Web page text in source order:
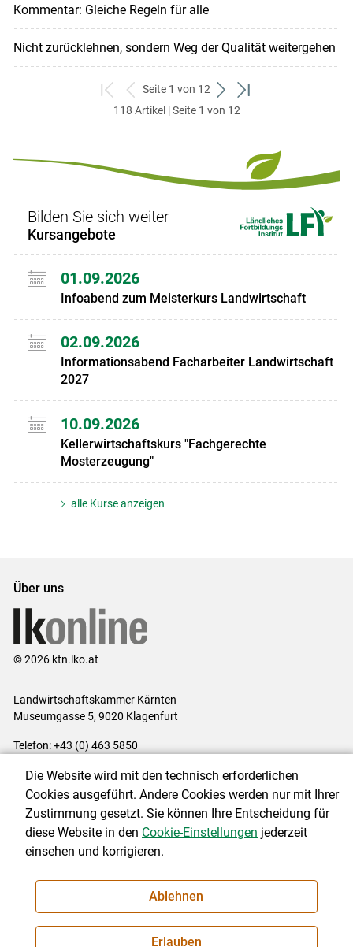
Kommentar: Gleiche Regeln für alle
Nicht zurücklehnen, sondern Weg der Qualität weitergehen
zum
ersten
zurück
zum
Seite 1 von 12
weiter
zum
zum
118 Artikel | Seite 1 von 12
Bilden Sie sich weiter
Kursangebote
01.09.2026
Infoabend zum Meisterkurs Landwirtschaft
02.09.2026
Informationsabend Facharbeiter Landwirtschaft
2027
10.09.2026
Kellerwirtschaftskurs "Fachgerechte
Mosterzeugung"
alle Kurse anzeigen
Über uns
© 2026 ktn.lko.at
Landwirtschaftskammer Kärnten
Museumgasse 5, 9020 Klagenfurt
Telefon: +43 (0) 463 5850
Impressum|Kontakt|Datenschutzerklärung|Barrierefreiheit|
Cookie-Einstellungen
NEWSLETTER
Die Website wird mit den technisch erforderlichen
Cookies ausgeführt. Andere Cookies werden nur mit Ihrer
Zustimmung gesetzt. Sie können Ihre Entscheidung für
diese Website in den Cookie-Einstellungen jederzeit
einsehen und korrigieren.
Ablehnen
Erlauben